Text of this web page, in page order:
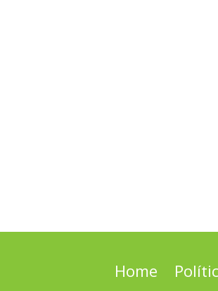
Home